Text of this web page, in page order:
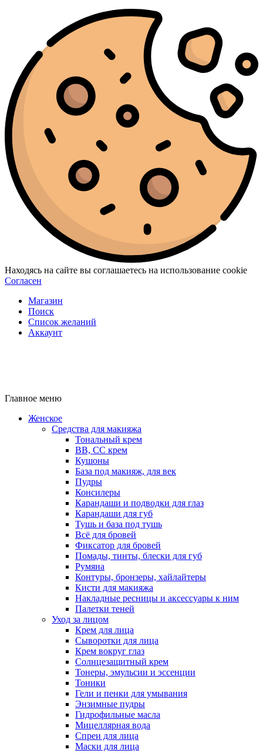
Находясь на сайте вы соглашаетесь на использование cookie
Согласен
Магазин
Поиск
Список желаний
Аккаунт
Главное меню
Женское
Средства для макияжа
Тональный крем
BB, CC крем
Кушоны
База под макияж, для век
Пудры
Консилеры
Карандаши и подводки для глаз
Карандаши для губ
Тушь и база под тушь
Всё для бровей
Фиксатор для бровей
Помады, тинты, блески для губ
Румяна
Контуры, бронзеры, хайлайтеры
Кисти для макияжа
Накладные ресницы и аксессуары к ним
Палетки теней
Уход за лицом
Крем для лица
Сыворотки для лица
Крем вокруг глаз
Солнцезащитный крем
Тонеры, эмульсии и эссенции
Тоники
Гели и пенки для умывания
Энзимные пудры
Гидрофильные масла
Мицеллярная вода
Спреи для лица
Маски для лица